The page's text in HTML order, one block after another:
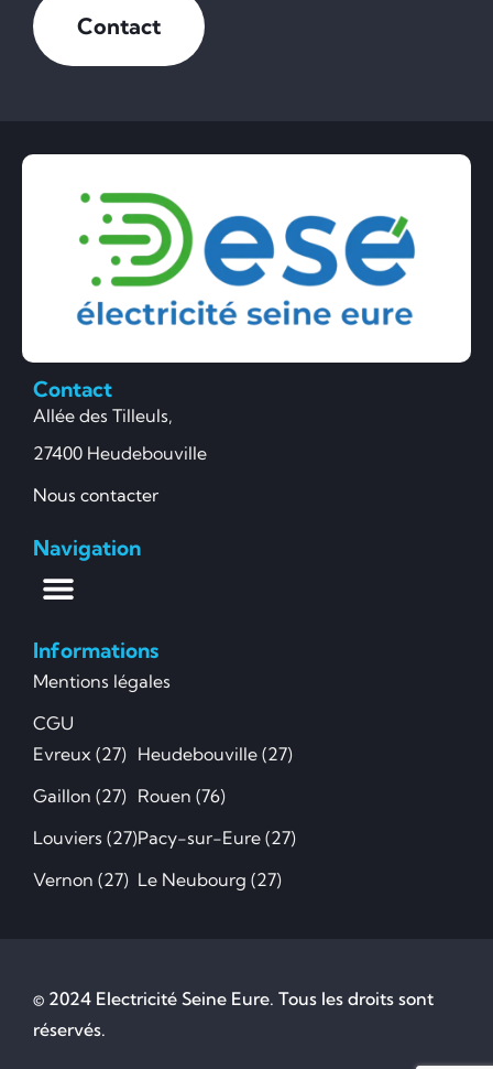
Contact
Contact
Allée des Tilleuls,
27400 Heudebouville
Nous contacter
Navigation
Informations
Mentions légales
CGU
Evreux (27)
Gaillon (27)
Louviers (27)
Vernon (27)
Heudebouville (27)
Rouen (76)
Pacy-sur-Eure (27)
Le Neubourg (27)
© 2024 Electricité Seine Eure. Tous les droits sont
réservés.